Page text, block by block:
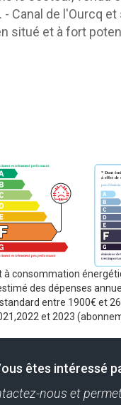
- Canal de l'Ourcq
situé et à fort
à consommation
des dépenses
entre 1900€ et
et 2023
êtes intéressé
nous et